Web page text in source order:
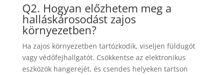
Q2. Hogyan előzhetem meg a
halláskárosodást zajos
környezetben?
Ha zajos környezetben tartózkodik, viseljen füldugót
vagy védőfejhallgatót. Csökkentse az elektronikus
eszközök hangerejét, és csendes helyeken tartson